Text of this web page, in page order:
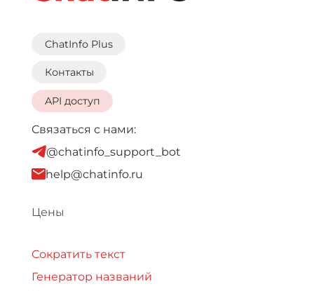
ChatInfo Plus
Контакты
API доступ
Связаться с нами:
@chatinfo_support_bot
help@chatinfo.ru
Цены
Сократить текст
Генератор названий